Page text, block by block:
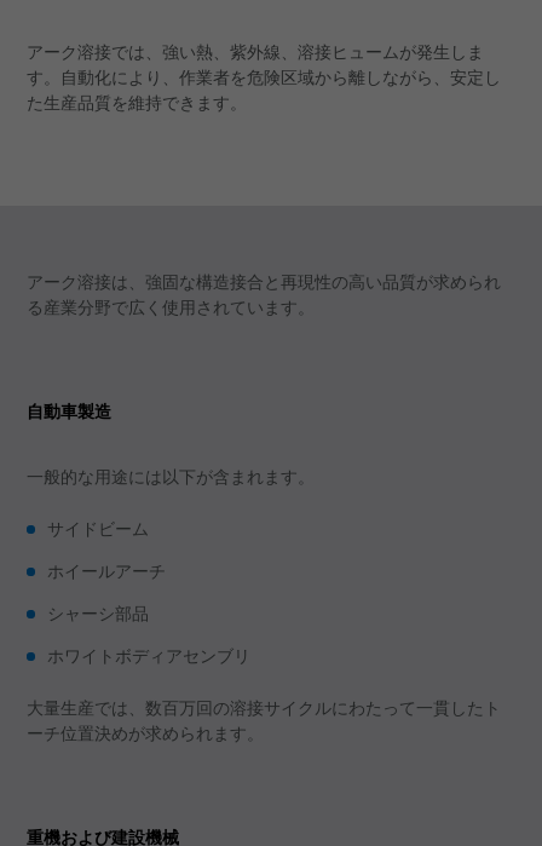
アーク溶接では、強い熱、紫外線、溶接ヒュームが発生しま
す。自動化により、作業者を危険区域から離しながら、安定し
た生産品質を維持できます。
アーク溶接は、強固な構造接合と再現性の高い品質が求められ
る産業分野で広く使用されています。
自動車製造
一般的な用途には以下が含まれます。
サイドビーム
ホイールアーチ
シャーシ部品
ホワイトボディアセンブリ
大量生産では、数百万回の溶接サイクルにわたって一貫したト
ーチ位置決めが求められます。
重機および建設機械